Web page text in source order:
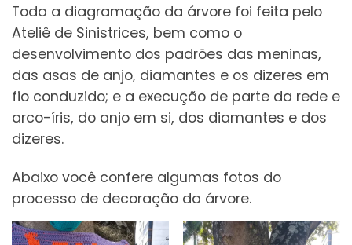
Toda a diagramação da árvore foi feita pelo
Ateliê de Sinistrices, bem como o
desenvolvimento dos padrões das meninas,
das asas de anjo, diamantes e os dizeres em
fio conduzido; e a execução de parte da rede e
arco-íris, do anjo em si, dos diamantes e dos
dizeres.
Abaixo você confere algumas fotos do
processo de decoração da árvore.